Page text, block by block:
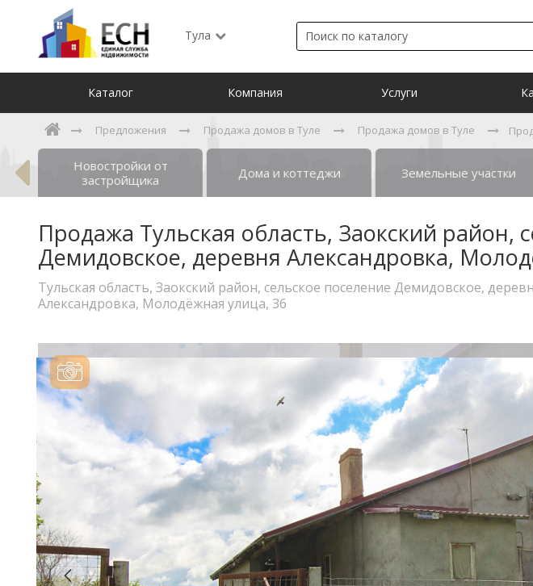
Тула
Каталог Компания Услуги
Предложения Продажа домов в Туле Продажа домов в Туле
Новостройки от
застройщика
Дома и коттеджи Земельные участки
Продажа Тульская область, Заокский район,
Демидовское, деревня Александровка,
Тульская область, Заокский район, сельское поселение Демидовское,
Александровка, Молодёжная улица, 36